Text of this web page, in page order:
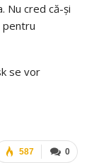
Nu cred că-şi
pentru
se vor
0
587